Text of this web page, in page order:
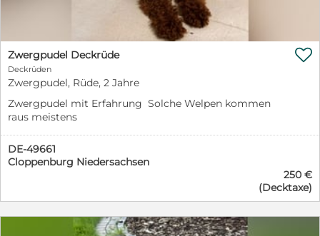
Zwergpudel Deckrüde
Deckrüden
Zwergpudel, Rüde, 2 Jahre
Zwergpudel mit Erfahrung Solche Welpen kommen
raus meistens

DE-49661
Cloppenburg Niedersachsen
250 €
(Decktaxe)